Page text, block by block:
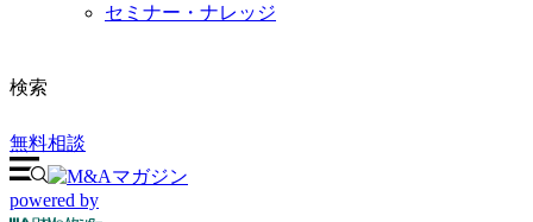
セミナー・ナレッジ
検索
無料相談
powered by